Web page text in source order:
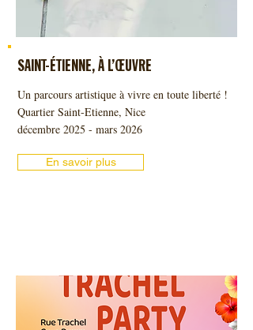
SAINT-ÉTIENNE, À L’ŒUVRE
Un parcours artistique à vivre en toute liberté !
Quartier Saint-Etienne, Nice
décembre 2025 - mars 2026
En savoir plus